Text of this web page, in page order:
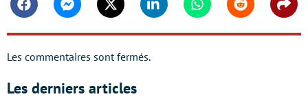
FacebookMessengerTwitter Linkedin WhatsappReddit
Les commentaires sont fermés.
Les derniers articles